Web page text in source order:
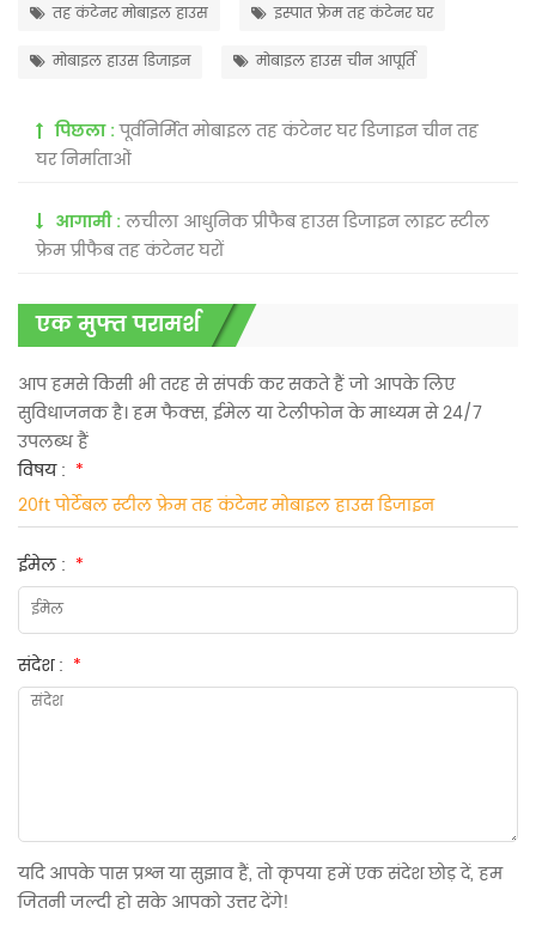
तह कंटेनर मोबाइल हाउस इस्पात फ्रेम तह कंटेनर घर
मोबाइल हाउस डिजाइन मोबाइल हाउस चीन आपूर्ति
पिछला :पूर्वनिर्मित मोबाइल तह कंटेनर घर डिजाइन चीन तह
घर निर्माताओं
आगामी :लचीला आधुनिक प्रीफैब हाउस डिजाइन लाइट स्टील
फ्रेम प्रीफैब तह कंटेनर घरों
एक मुफ्त परामर्श
आप हमसे किसी भी तरह से संपर्क कर सकते हैं जो आपके लिए
सुविधाजनक है। हम फैक्स, ईमेल या टेलीफोन के माध्यम से 24/7
उपलब्ध हैं
विषय : *
20ft पोर्टेबल स्टील फ्रेम तह कंटेनर मोबाइल हाउस डिजाइन
ईमेल : *
संदेश : *
यदि आपके पास प्रश्न या सुझाव हैं, तो कृपया हमें एक संदेश छोड़ दें, हम
जितनी जल्दी हो सके आपको उत्तर देंगे!